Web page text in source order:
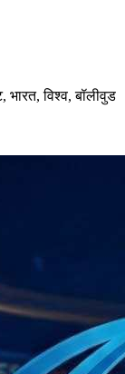
विश्व, बॉलीवुड